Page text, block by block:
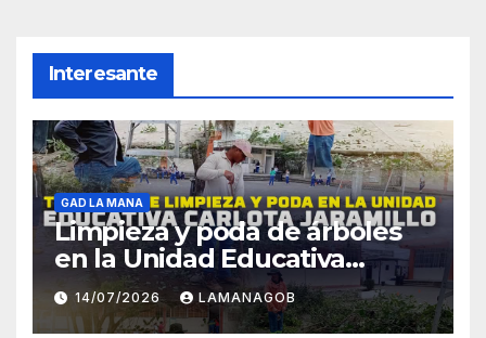
Interesante
GAD LA MANA
Limpieza y poda de árboles
en la Unidad Educativa
Carlota Jaramillo
14/07/2026 LAMANAGOB